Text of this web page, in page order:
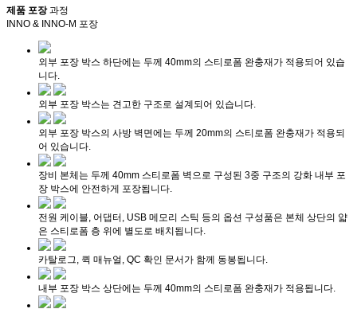
제품 포장과정
INNO & INNO-M 포장
외부 포장 박스 하단에는 두께 40mm의 스티로폼 완충재가 적용되어 있습
니다.
외부 포장 박스는 견고한 구조로 설계되어 있습니다.
외부 포장 박스의 사방 벽면에는 두께 20mm의 스티로폼 완충재가 적용되
어 있습니다.
장비 본체는 두께 40mm 스티로폼 벽으로 구성된 3중 구조의 강화 내부 포
장 박스에 안전하게 포장됩니다.
전원 케이블, 어댑터, USB 메모리 스틱 등의 옵션 구성품은 본체 상단의 얇
은 스티로폼 층 위에 별도로 배치됩니다.
카탈로그, 퀵 매뉴얼, QC 확인 문서가 함께 동봉됩니다.
내부 포장 박스 상단에는 두께 40mm의 스티로폼 완충재가 적용됩니다.